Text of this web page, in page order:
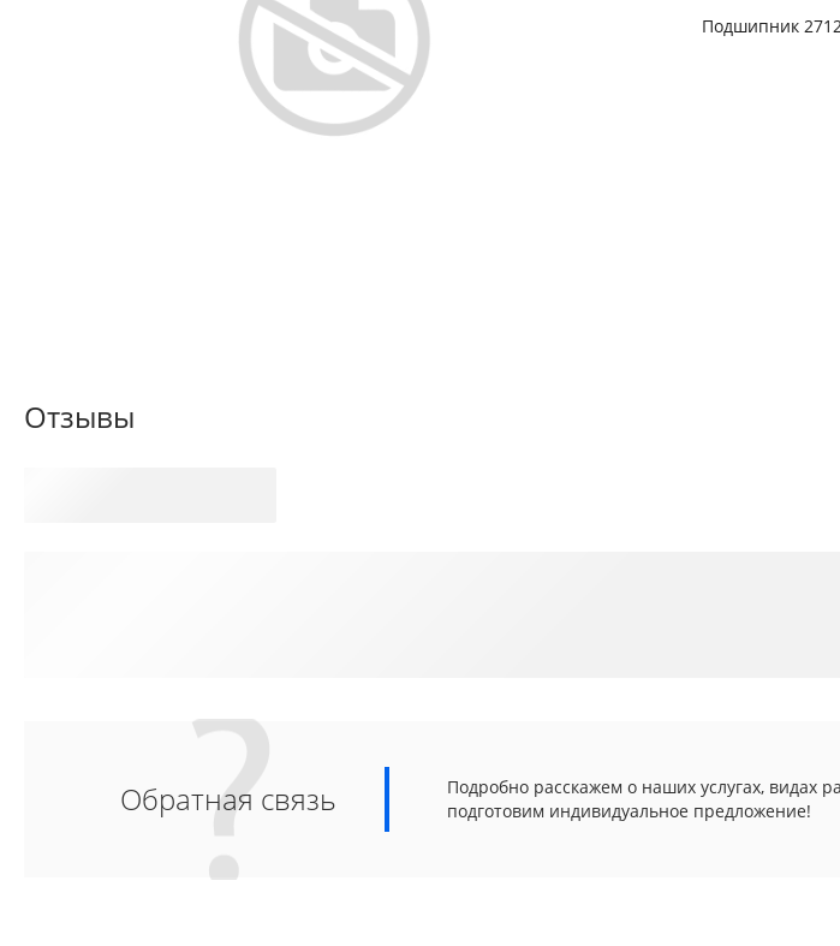
Подшипник 2712
Отзывы
Обратная связь
Подробно расскажем о наших услугах, видах
подготовим индивидуальное предложение!